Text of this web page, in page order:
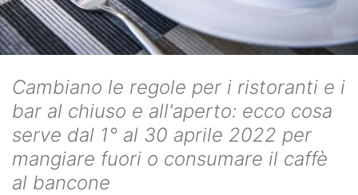
Cambiano le regole per i ristoranti e i
bar al chiuso e all'aperto: ecco cosa
serve dal 1° al 30 aprile 2022 per
mangiare fuori o consumare il caffè
al bancone